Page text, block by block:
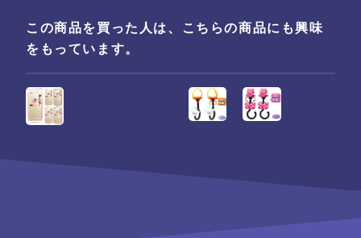
この商品を買った人は、こちらの商品にも興味
をもっています。